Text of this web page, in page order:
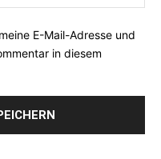
E-Mail-Adresse und
in diesem